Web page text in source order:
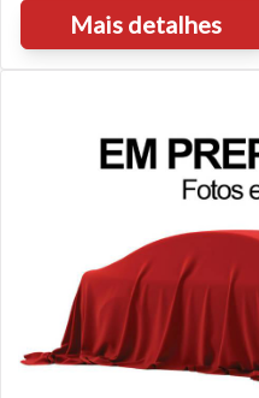
Mais detalhes